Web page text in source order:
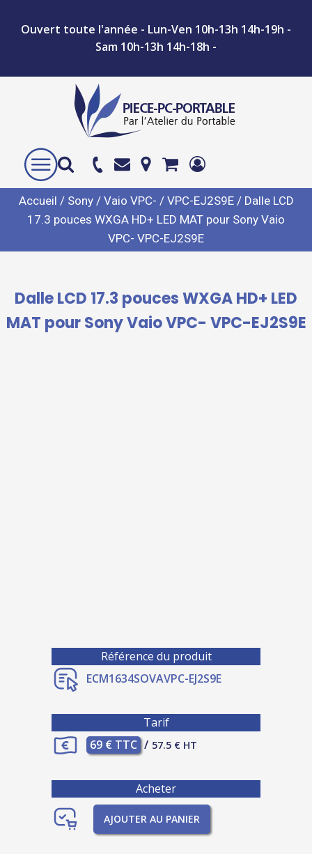
Ouvert toute l'année - Lun-Ven 10h-13h 14h-19h -
Sam 10h-13h 14h-18h -
Accueil / Sony/ Vaio VPC- / VPC-EJ2S9E/ Dalle LCD
17.3 pouces WXGA HD+ LED MAT pour Sony Vaio
VPC- VPC-EJ2S9E
Dalle LCD 17.3 pouces WXGA HD+ LED
MAT pour Sony Vaio VPC- VPC-EJ2S9E
Référence du produit
ECM1634SOVAVPC-EJ2S9E
Tarif
69 € TTC / 57.5 € HT
Acheter
AJOUTER AU PANIER